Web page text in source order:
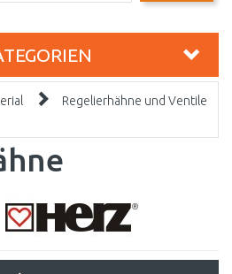
Regelierhähne und Ventile